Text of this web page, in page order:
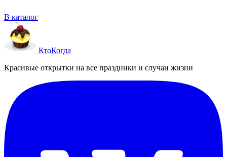
В каталог
КтоКогда
Красивые открытки на все праздники и случаи жизни